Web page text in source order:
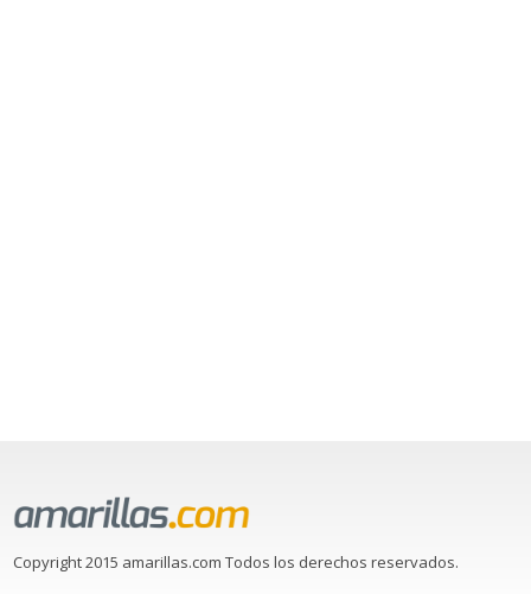
Copyright 2015 amarillas.com Todos los derechos reservados.